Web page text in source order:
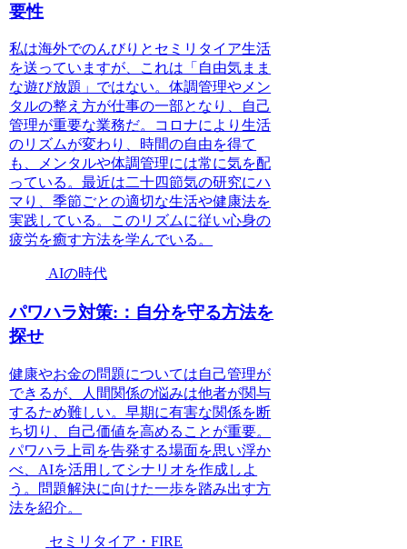
要性
私は海外でのんびりとセミリタイア生活
を送っていますが、これは「自由気まま
な遊び放題」ではない。体調管理やメン
タルの整え方が仕事の一部となり、自己
管理が重要な業務だ。コロナにより生活
のリズムが変わり、時間の自由を得て
も、メンタルや体調管理には常に気を配
っている。最近は二十四節気の研究にハ
マり、季節ごとの適切な生活や健康法を
実践している。このリズムに従い心身の
疲労を癒す方法を学んでいる。
AIの時代
パワハラ対策:：自分を守る方法を
探せ
健康やお金の問題については自己管理が
できるが、人間関係の悩みは他者が関与
するため難しい。早期に有害な関係を断
ち切り、自己価値を高めることが重要。
パワハラ上司を告発する場面を思い浮か
べ、AIを活用してシナリオを作成しよ
う。問題解決に向けた一歩を踏み出す方
法を紹介。
セミリタイア・FIRE